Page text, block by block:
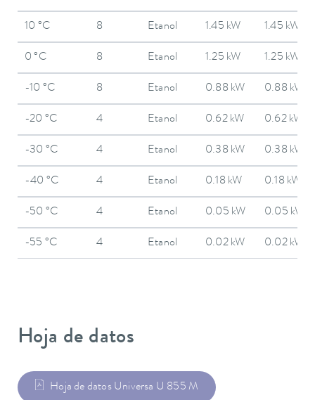
10 °C 8 Etanol 1.45 kW 1.45 kW
0 °C 8 Etanol 1.25 kW 1.25 kW
-10 °C 8 Etanol 0.88 kW 0.88 kW
-20 °C 4 Etanol 0.62 kW 0.62 kW
-30 °C 4 Etanol 0.38 kW 0.38 kW
-40 °C 4 Etanol 0.18 kW 0.18 kW
-50 °C 4 Etanol 0.05 kW 0.05 kW
-55 °C 4 Etanol 0.02 kW 0.02 kW
Hoja de datos
Hoja de datos Universa U 855 M